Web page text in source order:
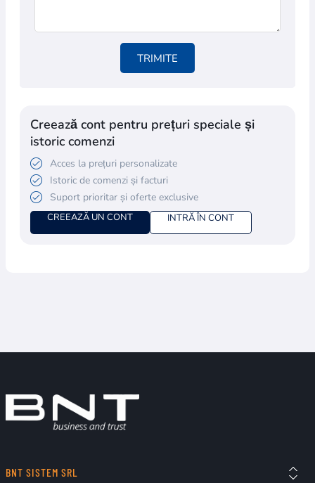
TRIMITE
Creează cont pentru prețuri speciale și
istoric comenzi
Acces la prețuri personalizate
Istoric de comenzi și facturi
Suport prioritar și oferte exclusive
CREEAZĂ UN CONT INTRĂ ÎN CONT
BNT SISTEM SRL